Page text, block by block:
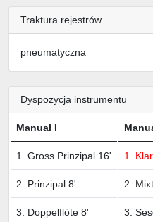
Traktura rejestrów
pneumatyczna
Dyspozycja instrumentu
Manuał I
1. Gross Prinzipal 16' 1.
2. Prinzipal 8' 2.
3. Doppelflöte 8' 3.